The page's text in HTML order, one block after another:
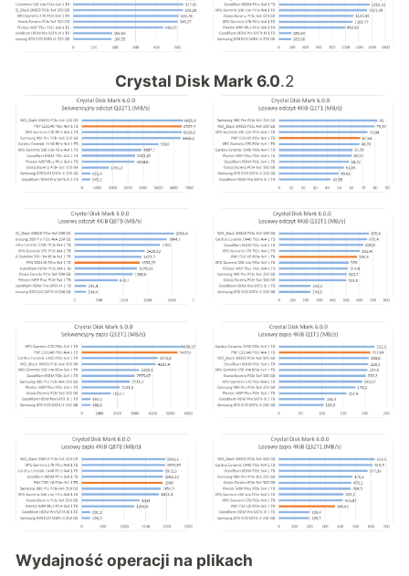
Crystal Disk Mark 6.0.2
Wydajność operacji na plikach